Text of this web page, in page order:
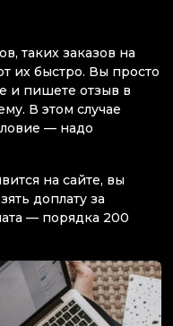
таких заказов на
их быстро. Вы просто
и пишете отзыв в
В этом случае
— надо
на сайте, вы
доплату за
— порядка 200